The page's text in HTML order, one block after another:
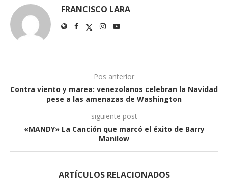
FRANCISCO LARA
Pos anterior
Contra viento y marea: venezolanos celebran la Navidad
pese a las amenazas de Washington
siguiente post
«MANDY» La Canción que marcó el éxito de Barry
Manilow
ARTÍCULOS RELACIONADOS